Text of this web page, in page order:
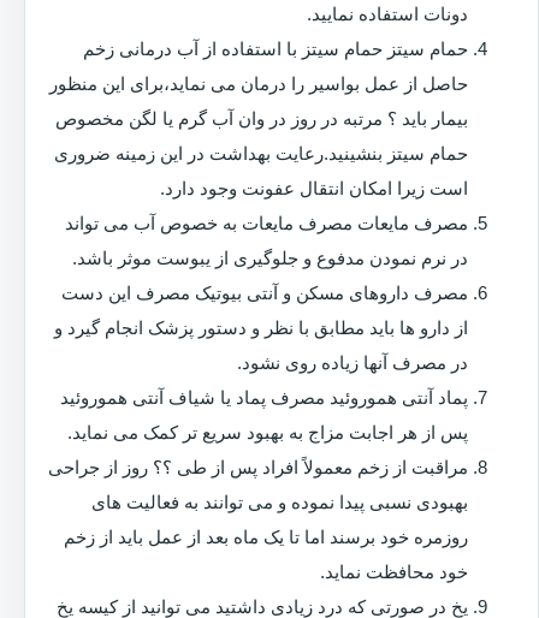
دونات استفاده نمایید.
حمام سیتز حمام سیتز با استفاده از آب درمانی زخم
حاصل از عمل بواسیر را درمان می نماید،برای این منظور
بیمار باید ؟ مرتبه در روز در وان آب گرم یا لگن مخصوص
حمام سیتز بنشینید.رعایت بهداشت در این زمینه ضروری
است زیرا امکان انتقال عفونت وجود دارد.
مصرف مایعات مصرف مایعات به خصوص آب می تواند
در نرم نمودن مدفوع و جلوگیری از یبوست موثر باشد.
مصرف داروهای مسکن و آنتی بیوتیک مصرف این دست
از دارو ها باید مطابق با نظر و دستور پزشک انجام گیرد و
در مصرف آنها زیاده روی نشود.
پماد آنتی هموروئید مصرف پماد یا شیاف آنتی هموروئید
پس از هر اجابت مزاج به بهبود سریع تر کمک می نماید.
مراقبت از زخم معمولاً افراد پس از طی ؟؟ روز از جراحی
بهبودی نسبی پیدا نموده و می توانند به فعالیت های
روزمره خود برسند اما تا یک ماه بعد از عمل باید از زخم
خود محافظت نماید.
یخ در صورتی که درد زیادی داشتید می توانید از کیسه یخ